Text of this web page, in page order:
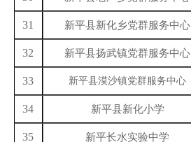
31 新平县新化乡党群服务中心
32 新平县扬武镇党群服务中心
33 新平县漠沙镇党群服务中心
34 新平县新化小学
35 新平长水实验中学